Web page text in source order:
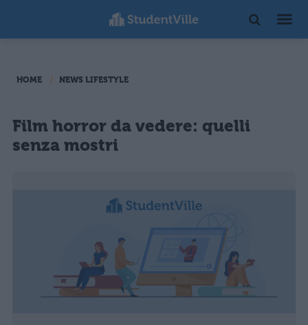
HOME NEWS LIFESTYLE
Film horror da vedere: quelli
senza mostri